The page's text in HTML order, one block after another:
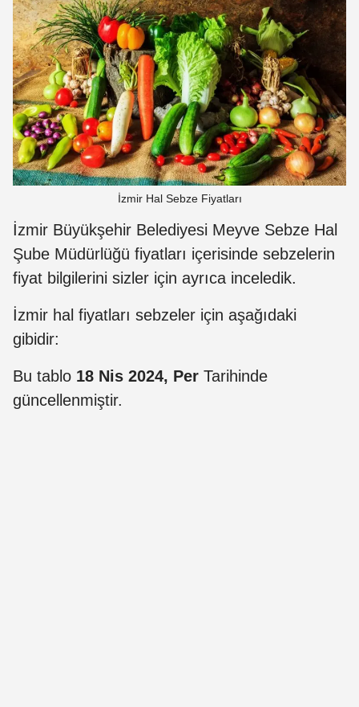
İzmir Hal Sebze Fiyatları
İzmir Büyükşehir Belediyesi Meyve Sebze Hal
Şube Müdürlüğü fiyatları içerisinde sebzelerin
fiyat bilgilerini sizler için ayrıca inceledik.
İzmir hal fiyatları sebzeler için aşağıdaki
gibidir:
Bu tablo 18 Nis 2024, Per Tarihinde
güncellenmiştir.